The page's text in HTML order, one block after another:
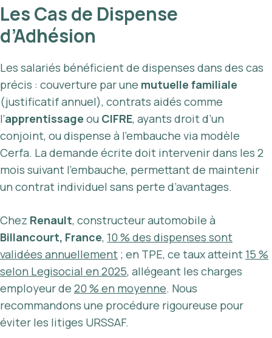
Les Cas de Dispense
d’Adhésion
Les salariés bénéficient de dispenses dans des cas
précis : couverture par une mutuelle familiale
(justificatif annuel), contrats aidés comme
l’apprentissage ou CIFRE, ayants droit d’un
conjoint, ou dispense à l’embauche via modèle
Cerfa. La demande écrite doit intervenir dans les 2
mois suivant l’embauche, permettant de maintenir
un contrat individuel sans perte d’avantages.
Chez Renault, constructeur automobile à
Billancourt, France, 10 % des dispenses sont
validées annuellement ; en TPE, ce taux atteint 15 %
selon Legisocial en 2025, allégeant les charges
employeur de 20 % en moyenne. Nous
recommandons une procédure rigoureuse pour
éviter les litiges URSSAF.